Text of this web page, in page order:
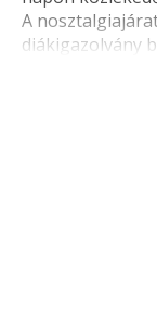
A
diákigazolvány